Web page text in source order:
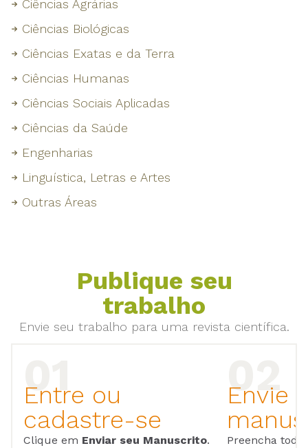
Ciências Agrárias
Ciências Biológicas
Ciências Exatas e da Terra
Ciências Humanas
Ciências Sociais Aplicadas
Ciências da Saúde
Engenharias
Linguística, Letras e Artes
Outras Áreas
Publique seu
trabalho
Envie seu trabalho para uma revista científica.
Entre ou
cadastre-se
Clique em Enviar seu Manuscrito.
Envie
Preencha